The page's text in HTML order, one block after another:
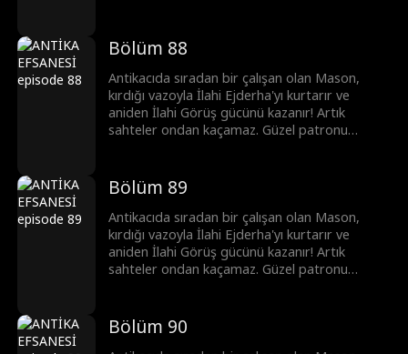
sıraya girer. Mason hızla yükselip şöhrete
kavuşur...
Bölüm 88
Antikacıda sıradan bir çalışan olan Mason,
kırdığı vazoyla İlahi Ejderha'yı kurtarır ve
aniden İlahi Görüş gücünü kazanır! Artık
sahteler ondan kaçamaz. Güzel patronu
sıraya girer. Mason hızla yükselip şöhrete
kavuşur...
Bölüm 89
Antikacıda sıradan bir çalışan olan Mason,
kırdığı vazoyla İlahi Ejderha'yı kurtarır ve
aniden İlahi Görüş gücünü kazanır! Artık
sahteler ondan kaçamaz. Güzel patronu
sıraya girer. Mason hızla yükselip şöhrete
kavuşur...
Bölüm 90